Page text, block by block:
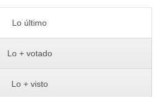
Lo último
Lo + votado
Lo + visto